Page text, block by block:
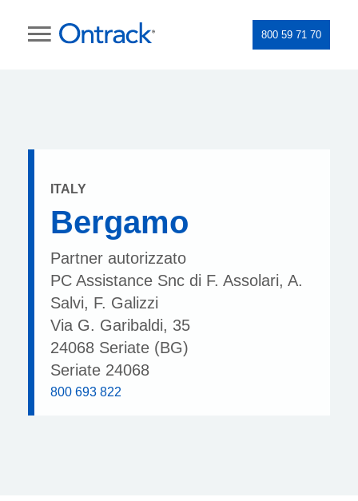
800 59 71 70
ITALY
Bergamo
Partner autorizzato
PC Assistance Snc di F. Assolari, A.
Salvi, F. Galizzi
Via G. Garibaldi, 35
24068 Seriate (BG)
Seriate 24068
800 693 822